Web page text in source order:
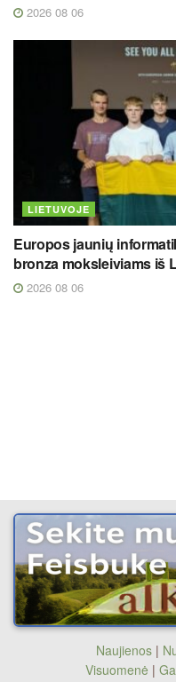
2026 08 06
LIETUVOJE
Europos jaunių
bronza moksleiviams iš
2026 08 06
Naujienos|
Visuomenė |